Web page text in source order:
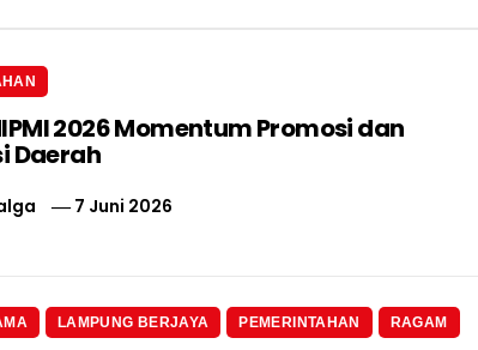
2026 Momentum Promosi dan
Daerah
7 Juni 2026
LAMPUNG BERJAYA PEMERINTAHAN RAGAM